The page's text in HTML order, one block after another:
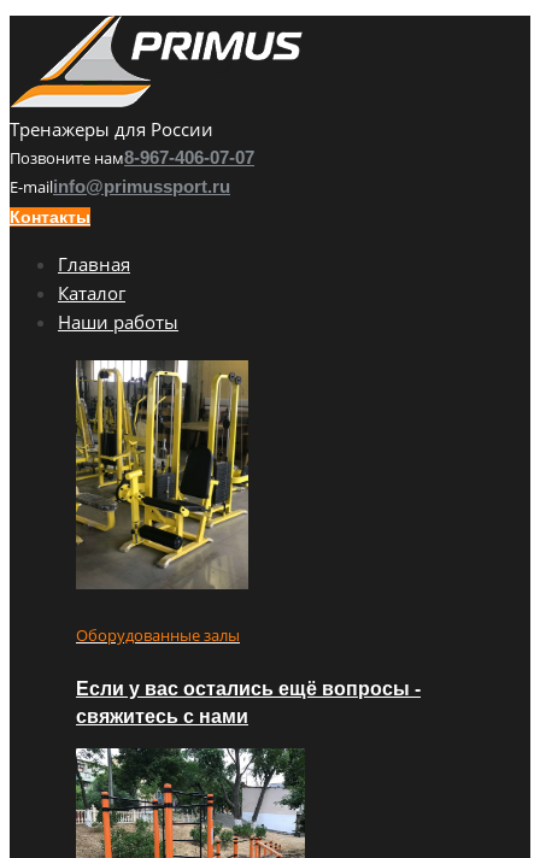
Тренажеры для России
Позвоните нам8-967-406-07-07
E-mailinfo@primussport.ru
Контакты
Главная
Каталог
Наши работы
Оборудованные залы
Если у вас остались ещё вопросы -
свяжитесь с нами